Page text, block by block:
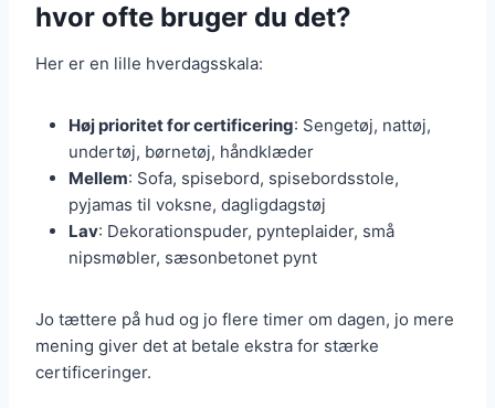
hvor ofte bruger du det?
Her er en lille hverdagsskala:
Høj prioritet for certificering: Sengetøj, nattøj,
undertøj, børnetøj, håndklæder
Mellem: Sofa, spisebord, spisebordsstole,
pyjamas til voksne, dagligdagstøj
Lav: Dekorationspuder, pynteplaider, små
nipsmøbler, sæsonbetonet pynt
Jo tættere på hud og jo flere timer om dagen, jo mere
mening giver det at betale ekstra for stærke
certificeringer.